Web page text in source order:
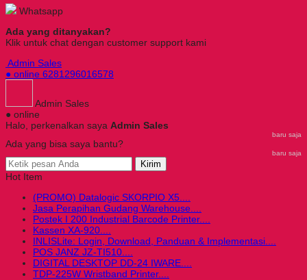
Whatsapp
Ada yang ditanyakan?
Klik untuk chat dengan customer support kami
Admin Sales
● online 6281296016578
Admin Sales
● online
Halo, perkenalkan saya Admin Sales
baru saja
Ada yang bisa saya bantu?
baru saja
Kirim
Hot Item
(PROMO) Datalogic SKORPIO X5....
Jasa Perapihan Gudang Warehouse....
Postek I 200 Industrial Barcode Printer....
Kassen XA-920....
INLISLite: Login, Download, Panduan & Implementasi....
POS JANZ JZ-TI510....
DIGITAL DESKTOP DD-24 IWARE....
TDP-225W Wristband Printer....